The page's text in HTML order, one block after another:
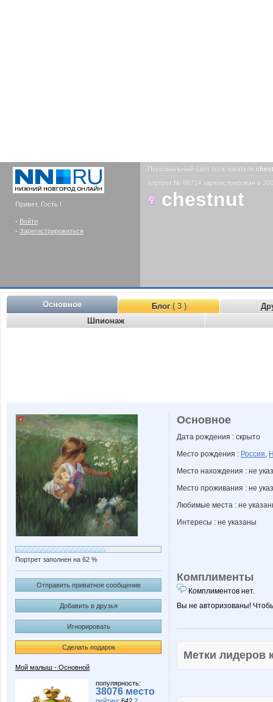
Привет, Гость !
- Войти
- Зарегистрироваться
Персональный сайт пользователя
портрет № 68714 зарегистрирован в
chestnut
Основное Блог( 3 )
Шпионаж
Портрет заполнен на 62 %
Отправить приватное сообщение
Добавить в друзья
Игнорировать
Сделать подарок
Мой малыш - Основной
популярность:
38076 место
Основное
Дата рождения : скрыто
Место рождения : Россия,
Место нахождения : не
Место проживания : не
Любимые места : не
Интересы : не указаны
Комплименты
Комплиментов нет.
Вы не авторизованы!
Метки